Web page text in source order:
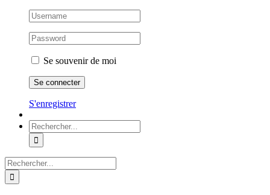
Se souvenir de moi
S'enregistrer
Rechercher:
Rechercher: